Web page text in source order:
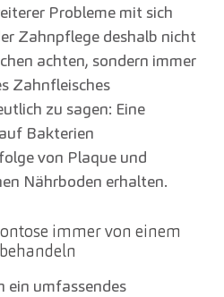
Probleme mit sich
Zahnpflege deshalb nicht
achten, sondern immer
Zahnfleisches
zu sagen: Eine
Bakterien
von Plaque und
Nährboden erhalten.
immer von einem
ein umfassendes